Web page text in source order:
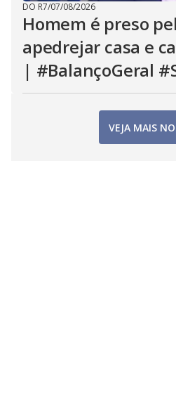
DO R7/07/08/2026
Homem é preso
apedrejar casa e
| #BalançoGeral
VEJA MAIS